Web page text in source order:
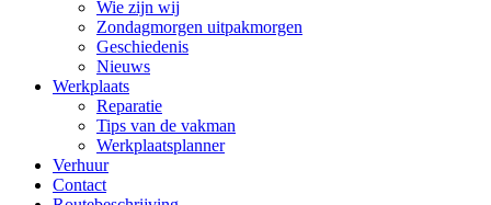
Wie zijn wij
Zondagmorgen uitpakmorgen
Geschiedenis
Nieuws
Werkplaats
Reparatie
Tips van de vakman
Werkplaatsplanner
Verhuur
Contact